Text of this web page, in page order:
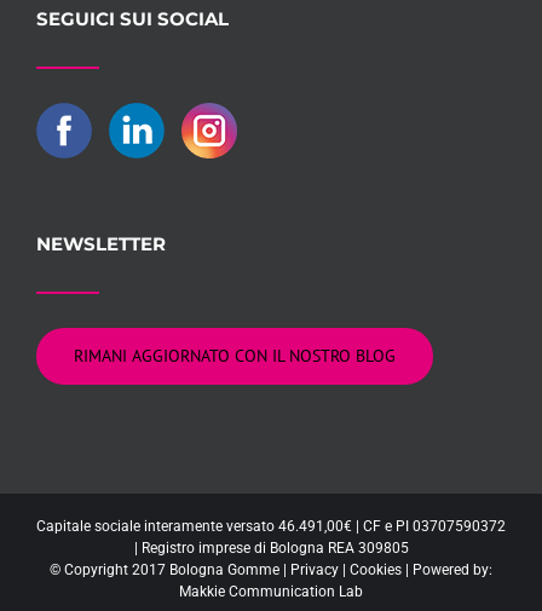
SEGUICI SUI SOCIAL
NEWSLETTER
RIMANI AGGIORNATO CON IL NOSTRO BLOG
Capitale sociale interamente versato 46.491,00€ | CF e PI 03707590372
| Registro imprese di Bologna REA 309805
© Copyright 2017 Bologna Gomme | Privacy | Cookies | Powered by:
Makkie Communication Lab